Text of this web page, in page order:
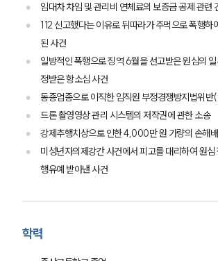
임대차 차임 및 관리비 연체료의 보증금 공제 관련
112 신고했다는 이유로 뒤따라가 주먹으로 폭행하
된 사건
일방적인 폭행으로 징역 6월을 선고받은 원심의
정받은 항소심 사건
동종업종으로 이직한 임직원 부정경쟁방지법위반
드론 촬영영상 관리 시스템의 저작권에 관한 소송
강제추행치상으로 인한 4,000만 원 가량의 손해
미성년자의제강간 사건에서 피고를 대리하여 원
행유예 받아낸 사건
학력